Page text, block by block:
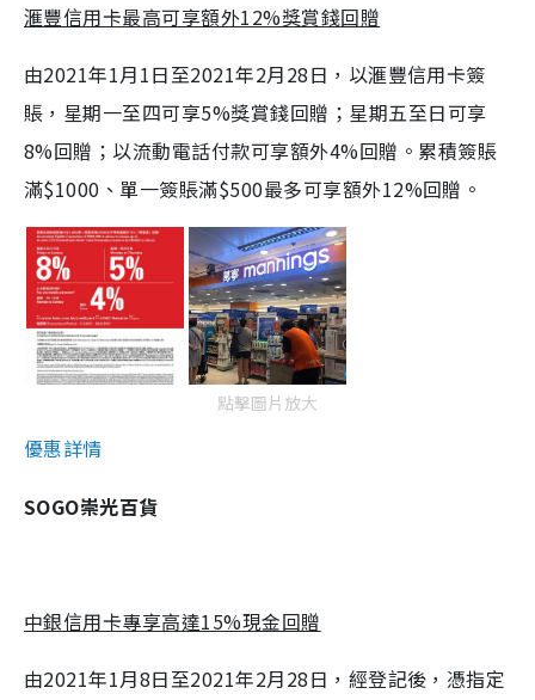
滙豐信用卡最高可享額外12%獎賞錢回贈
由2021年1月1日至2021年2月28日，以滙豐信用卡簽
賬，星期一至四可享5%獎賞錢回贈；星期五至日可享
8%回贈；以流動電話付款可享額外4%回贈。累積簽賬
滿$1000、單一簽賬滿$500最多可享額外12%回贈。
點擊圖片放大
優惠詳情
SOGO崇光百貨
中銀信用卡專享高達15%現金回贈
由2021年1月8日至2021年2月28日，經登記後，憑指定